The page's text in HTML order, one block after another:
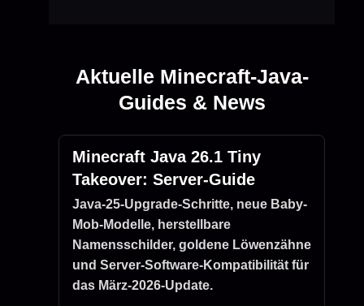
Aktuelle Minecraft-Java-
Guides & News
Minecraft Java 26.1 Tiny
Takeover: Server-Guide
Java-25-Upgrade-Schritte, neue Baby-
Mob-Modelle, herstellbare
Namensschilder, goldene Löwenzähne
und Server-Software-Kompatibilität für
das März-2026-Update.